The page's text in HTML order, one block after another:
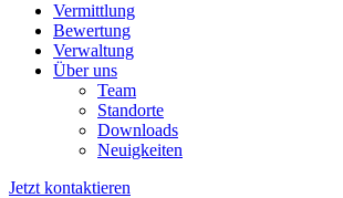
Vermittlung
Bewertung
Verwaltung
Über uns
Team
Standorte
Downloads
Neuigkeiten
Jetzt kontaktieren